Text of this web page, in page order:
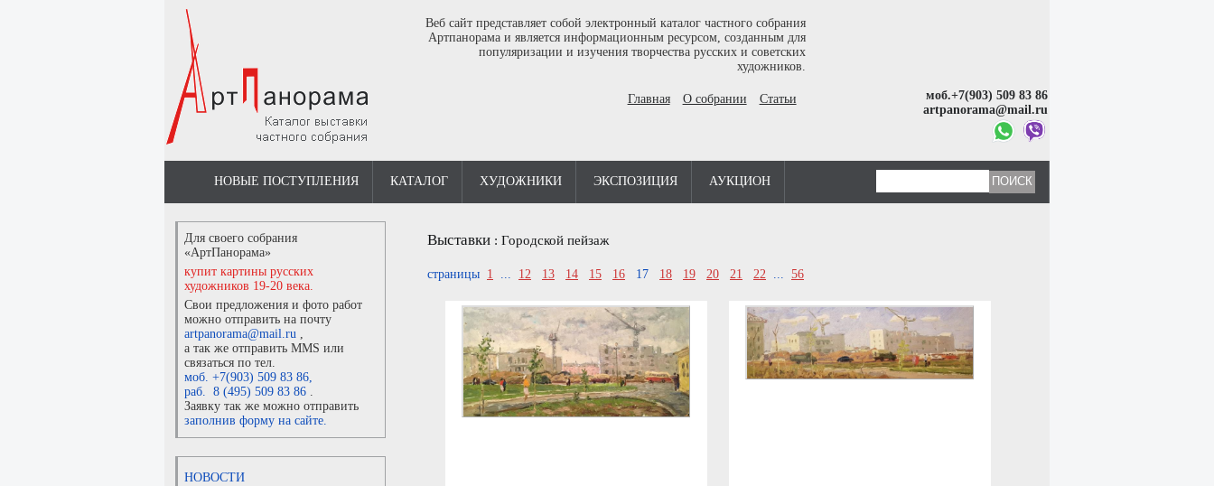
Веб сайт представляет собой электронный каталог частного собрания
Артпанорама и является информационным ресурсом, созданным для
популяризации и изучения творчества русских и советских
художников.
Главная О собрании Статьи
моб.+7(903) 509 83 86
artpanorama@mail.ru
НОВЫЕ ПОСТУПЛЕНИЯ КАТАЛОГ ХУДОЖНИКИ ЭКСПОЗИЦИЯ АУКЦИОН
Для своего собрания
«АртПанорама»
купит картины русских
художников 19-20 века.
Свои предложения и фото работ
можно отправить на почту
artpanorama@mail.ru ,
а так же отправить MMS или
связаться по тел.
моб. +7(903) 509 83 86,
раб. 8 (495) 509 83 86 .
Заявку так же можно отправить
заполнив форму на сайте.
НОВОСТИ
Выставки : Городской пейзаж
страницы 1 ... 12 13 14 15 16 17 18 19 20 21 22 ... 56